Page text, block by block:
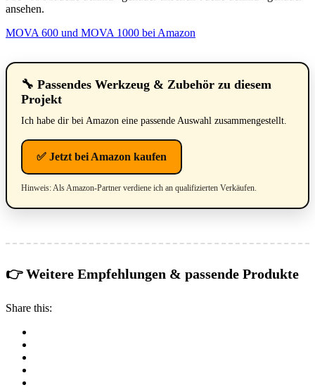
ansehen.
MOVA 600 und MOVA 1000 bei Amazon
🔧 Passendes Werkzeug & Zubehör zu diesem
Projekt
Ich habe dir bei Amazon eine passende Auswahl zusammengestellt.
✅ Jetzt bei Amazon kaufen
Hinweis: Als Amazon-Partner verdiene ich an qualifizierten Verkäufen.
👉 Weitere Empfehlungen & passende Produkte
Share this: